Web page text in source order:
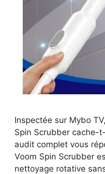
Inspectée sur Mybo
Spin Scrubber cache-
audit complet vous
Voom Spin Scrubber
nettoyage rotative